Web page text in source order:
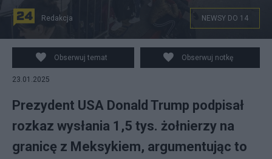
fot. PAP/EPA/JOEBETH TERRIQUEZ
Redakcja NEWSY DO 14
Obserwuj temat Obserwuj notkę
23.01.2025
Prezydent USA Donald Trump podpisał
rozkaz wysłania 1,5 tys. żołnierzy na
granicę z Meksykiem, argumentując to